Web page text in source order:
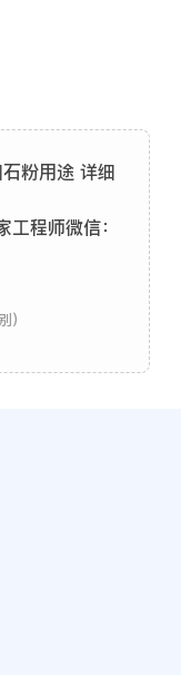
粉用途 详细
程师微信：
)